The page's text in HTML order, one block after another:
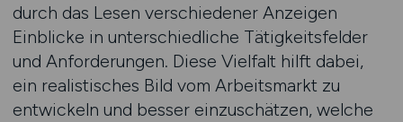
durch das Lesen verschiedener Anzeigen
Einblicke in unterschiedliche Tätigkeitsfelder
und Anforderungen. Diese Vielfalt hilft dabei,
ein realistisches Bild vom Arbeitsmarkt zu
entwickeln und besser einzuschätzen, welche